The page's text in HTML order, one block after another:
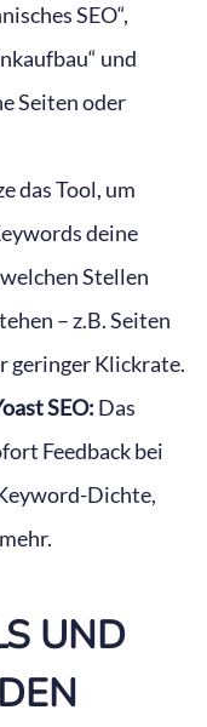
SEO“,
und
Seiten oder
das Tool, um
deine
Stellen
– z.B. Seiten
geringer Klickrate.
SEO: Das
Feedback bei
Dichte,
UND